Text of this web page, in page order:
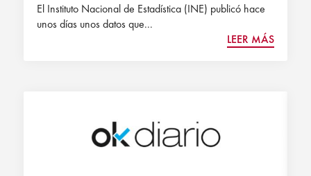
El Instituto Nacional de Estadística (INE) publicó hace
unos días unos datos que...
LEER MÁS